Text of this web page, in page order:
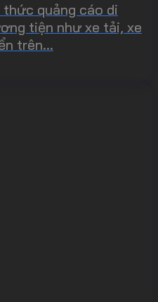
quảng cáo di
tiện như xe tải, xe
trên...